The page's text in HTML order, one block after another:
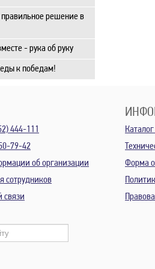
решение в
- рука об руку
к победам!
444-111
79-42
об организации
сотрудников
связи
Форма